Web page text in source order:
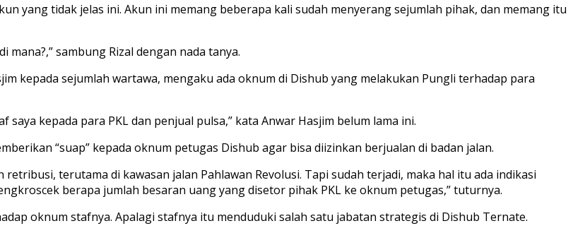
yang tidak jelas ini. Akun ini memang beberapa kali sudah menyerang sejumlah pihak, dan memang itu
sambung Rizal dengan nada tanya.
kepada sejumlah wartawa, mengaku ada oknum di Dishub yang melakukan Pungli terhadap para
kepada para PKL dan penjual pulsa,” kata Anwar Hasjim belum lama ini.
“suap” kepada oknum petugas Dishub agar bisa diizinkan berjualan di badan jalan.
terutama di kawasan jalan Pahlawan Revolusi. Tapi sudah terjadi, maka hal itu ada indikasi
berapa jumlah besaran uang yang disetor pihak PKL ke oknum petugas,” tuturnya.
oknum stafnya. Apalagi stafnya itu menduduki salah satu jabatan strategis di Dishub Ternate.